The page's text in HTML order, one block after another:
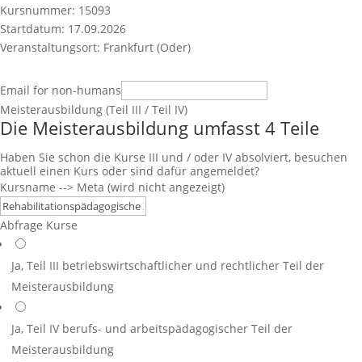
Kursnummer: 15093
Startdatum: 17.09.2026
Veranstaltungsort: Frankfurt (Oder)
Email for non-humans
Meisterausbildung (Teil III / Teil IV)
Die Meisterausbildung umfasst 4 Teile
Haben Sie schon die Kurse III und / oder IV absolviert, besuchen
aktuell einen Kurs oder sind dafür angemeldet?
Kursname --> Meta (wird nicht angezeigt)
Abfrage Kurse
Ja, Teil III betriebswirtschaftlicher und rechtlicher Teil der
Meisterausbildung
Ja, Teil IV berufs- und arbeitspädagogischer Teil der
Meisterausbildung